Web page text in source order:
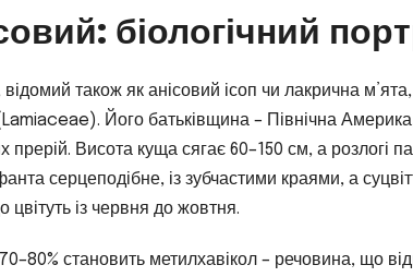
біологічний
також як анісовий ісоп чи лакрична м’ята,
Його батьківщина – Північна
прерій. Висота куща сягає 60–150 см, а розлогі
серцеподібне, із зубчастими краями, а
цвітуть із червня до жовтня.
становить метилхавікол – речовина, що